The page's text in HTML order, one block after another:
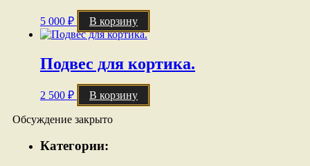
5 000 ₽ В корзину
Подвес для кортика.
2 500 ₽ В корзину
Обсуждение закрыто
Категории: